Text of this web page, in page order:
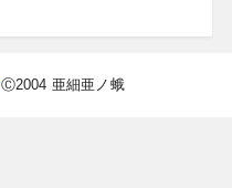
Ⓒ2004 亜細亜ノ蛾